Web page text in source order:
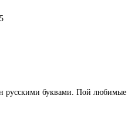
русскими буквами. Пой любимые